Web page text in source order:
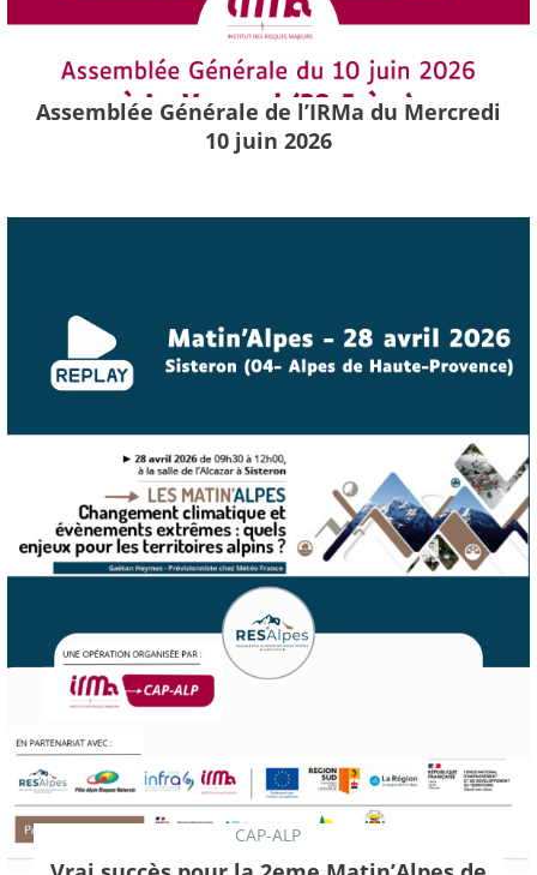
Assemblée Générale de l’IRMa du Mercredi
10 juin 2026
CAP-ALP